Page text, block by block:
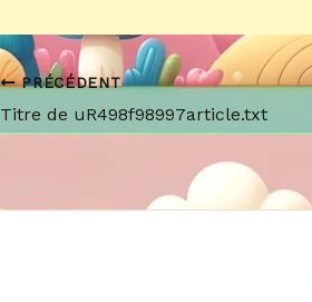
PRÉCÉDENT
Titre de uR498f98997article.txt